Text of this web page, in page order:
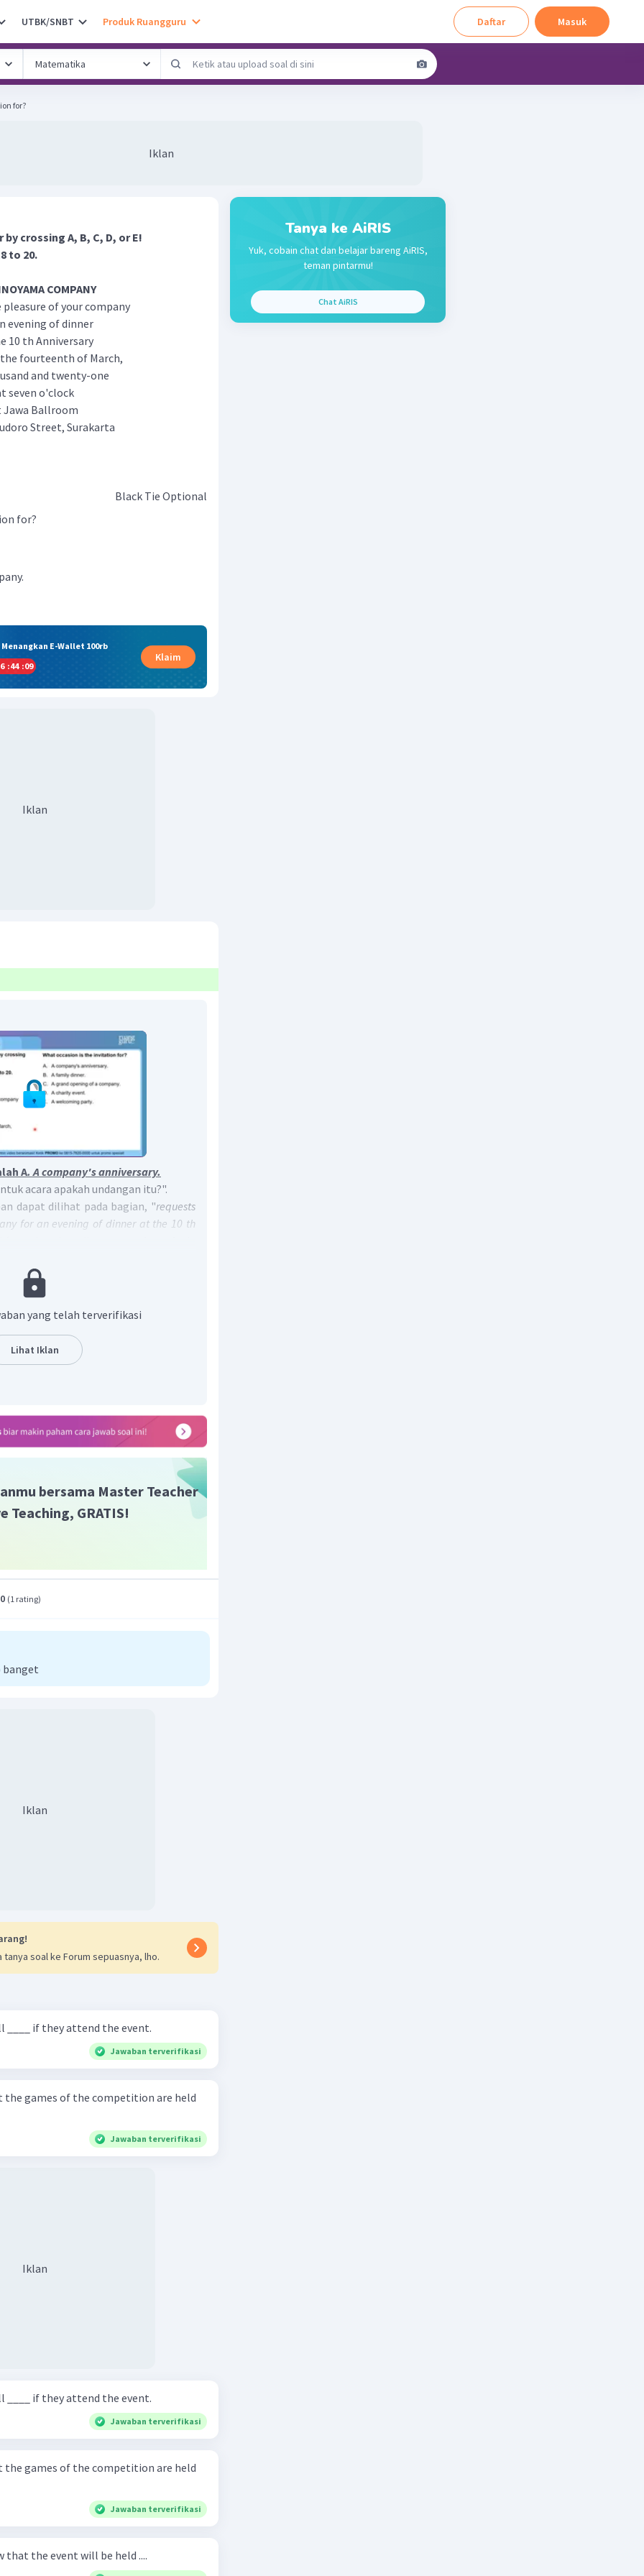
UTBK/SNBT Produk Ruangguru Daftar Masuk
for?
Iklan
crossing A, B, C, D, or E!
to 20.
COMPANY
of your company
evening of dinner
10 th Anniversary
the fourteenth of March,
and twenty-one
seven o'clock
Jawa Ballroom
Street, Surakarta
Black Tie Optional
for?
E-Wallet 100rb
:44 :08
Klaim
Iklan
A. A company's anniversary.
acara apakah undangan itu?".
dapat dilihat pada bagian, "requests
for an evening of dinner at the 10 th
dapat disimpulkan bahwa
untuk acara hari jadi (anniversary
yang telah terverifikasi
Lihat Iklan
bersama Master Teacher
Teaching, GRATIS!
(1 rating)
banget
Iklan
tanya soal ke Forum sepuasnya, lho.
____ if they attend the event.
Jawaban terverifikasi
games of the competition are held
Jawaban terverifikasi
Iklan
____ if they attend the event.
Jawaban terverifikasi
games of the competition are held
Jawaban terverifikasi
the event will be held ....
Tanya ke AiRIS
Yuk, cobain chat dan belajar bareng AiRIS,
teman pintarmu!
Chat AiRIS